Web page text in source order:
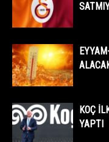
KOÇ
YAPTI